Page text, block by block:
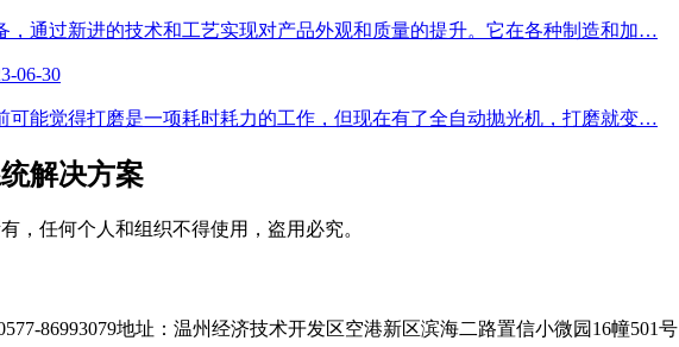
，通过新进的技术和工艺实现对产品外观和质量的提升。它在各种制造和加…
06-30
可能觉得打磨是一项耗时耗力的工作，但现在有了全自动抛光机，打磨就变…
解决方案
，任何个人和组织不得使用，盗用必究。
86993079地址：温州经济技术开发区空港新区滨海二路置信小微园16幢501号